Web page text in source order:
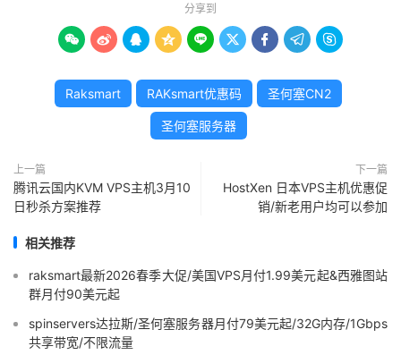
分享到
        
Raksmart RAKsmart优惠码 圣何塞CN2
圣何塞服务器
上一篇
腾讯云国内KVM VPS主机3月10
日秒杀方案推荐
下一篇
HostXen 日本VPS主机优惠促
销/新老用户均可以参加
相关推荐
raksmart最新2026春季大促/美国VPS月付1.99美元起&西雅图站
群月付90美元起
spinservers达拉斯/圣何塞服务器月付79美元起/32G内存/1Gbps
共享带宽/不限流量